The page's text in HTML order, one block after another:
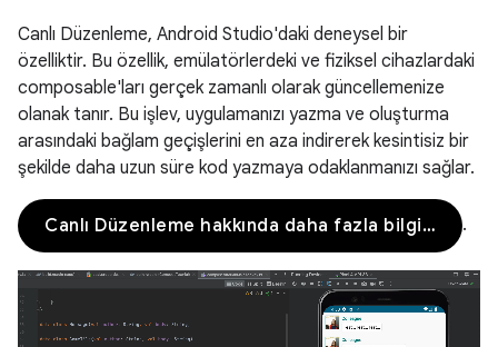
Canlı Düzenleme, Android Studio'daki deneysel bir
özelliktir. Bu özellik, emülatörlerdeki ve fiziksel cihazlardaki
composable'ları gerçek zamanlı olarak güncellemenize
olanak tanır. Bu işlev, uygulamanızı yazma ve oluşturma
arasındaki bağlam geçişlerini en aza indirerek kesintisiz bir
şekilde daha uzun süre kod yazmaya odaklanmanızı sağlar.
Canlı Düzenleme hakkında daha fazla bilgi edinin .